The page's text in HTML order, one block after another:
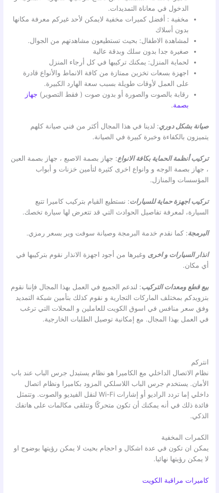
الدخول في معاناة التمديدات.
مخفية : أفضل كميرات مخفية لايمكن لأحد غيركم معرفة مكانها
بدون أسلاك
لمشاهدة الاطفال: بحيث تستطيعون مشاهدتهم من الجوال.
صغيرة جدا بدون سلك وبدقة عالية
لحماية المنزل: يمكنك تركيبها في كل أرجاء المنزل
اجهزة بسعات تخزين ممتازة من كافة الانماط والأنواع قادرة
على العمل لأوقات طويلة بسبب سعة الهارد الكبيرة.
رقابة بالصوت والصورة أو بدون صوت ( فقط التصوير) جهاز
بصمة.
صيانة بشكل دوري: لدينا في هذا المجال أكثر من فني صيانة كلهم
يتميزون بالكفاءة وخبرة كبيرة في الصيانة.
تركيب أنظمة الحماية بكافة الانواع: جهاز بصمة الاصبع ، جهاز بصمة العين
، جهاز بصمة الوجه و وانواع اخرى كثيرة لتأمين خزنات و أبواب
المؤسسات والمنازل.
تركيب اجهزة حماية للسيارات: نستطيع القيام بتركيب كاميرا تتبع
السيارة، لمعرفة تفاصيل الحوادث التي قد تتعرض لها سيارة تخصك.
البرمجة: كما نقدم خدمة البرمجة وصيانة سوفت وير بسعر رمزي.
انذار السيارات و اخرى وغيرها من أجود اجهزة الانذار نقوم بتركيبها في
أي مكان.
بيع قطع ومعدات التركيب: لندعم الجميع في العمل بهذا المجال فإننا نقوم
بتزويدكم بمختلف الماركات التجارية و نقوم كذلك بتأمين شبكة التمديد
وفق سعر منافس في اسوق الكويت للعاملين و المحلات التي ترغب
في العمل بهذا المجال. مع إمكانية توصيل الطلبات الخارجية.
انتركم
نظام الاتصال الداخلي مع الكاميرا هو نظام يستبدل جرس الباب عند باب
الأمان. يستخدم جرس الباب اللاسلكي المزود بكاميرا ونظام اتصال
داخلي إما تردد الراديو أو إشارات Wi-Fi لنقل الفيديو والصوت. وتتمثل
فائدة ذلك في أنه يمكنك أن تكون متحركًا وتتلقى مكالمات على هاتفك
الذكي.
الكمرات المخفية
يمكن ان تكون في عدة اشكال و احجام بحيث لا يمكن رؤيتها بوضوح او
لا يمكن رؤيتها نهائيا.
كاميرات مراقبة الكويت